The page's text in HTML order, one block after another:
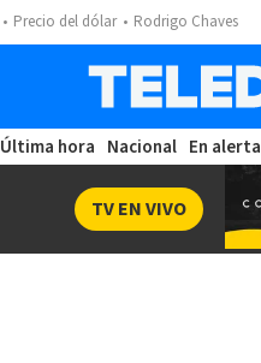
Precio del dólar Rodrigo Chaves
Última hora Nacional En alerta
TV EN VIVO